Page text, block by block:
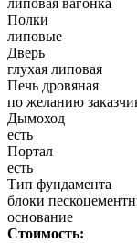
липовая вагонка
Полки
липовые
Дверь
глухая липовая
Печь дровяная
по желанию
Дымоход
есть
Портал
есть
Тип фундамента
блоки
основание
Стоимость: